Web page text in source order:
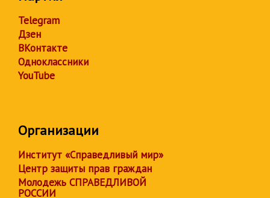
Telegram
Дзен
ВКонтакте
Одноклассники
YouTube
Организации
Институт «Справедливый мир»
Центр защиты прав граждан
Молодежь СПРАВЕДЛИВОЙ
РОССИИ